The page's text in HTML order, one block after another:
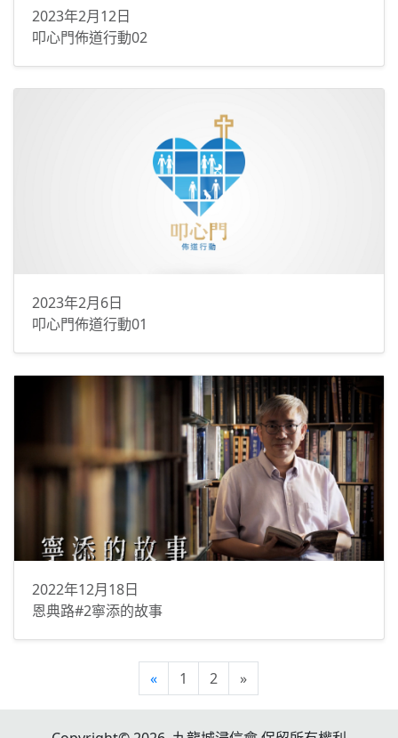
2023年2月12日
叩心門佈道行動02
2023年2月6日
叩心門佈道行動01
2022年12月18日
恩典路#2寧添的故事
« 1 2 »